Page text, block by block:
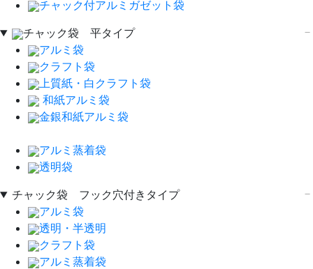
チャック付アルミガゼット袋
チャック袋 平タイプ
アルミ袋
クラフト袋
上質紙・白クラフト袋
和紙アルミ袋
金銀和紙アルミ袋
アルミ蒸着袋
透明袋
チャック袋 フック穴付きタイプ
アルミ袋
透明・半透明
クラフト袋
アルミ蒸着袋